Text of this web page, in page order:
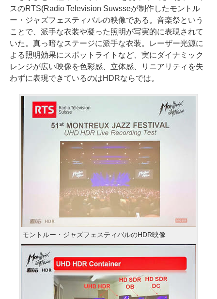
スのRTS(Radio Television Suwsseが制作したモントル
ー・ジャズフェスティバルの映像である。音楽祭という
ことで、派手な衣装や凝った照明が写実的に表現されて
いた。真っ暗なステージに派手な衣装。レーザー光源に
よる照明効果にスポットライトなど、実にダイナミック
レンジが広い映像を色彩感、立体感、リニアリティを失
わずに表現できているのはHDRならでは。
モントルー・ジャズフェスティバルのHDR映像